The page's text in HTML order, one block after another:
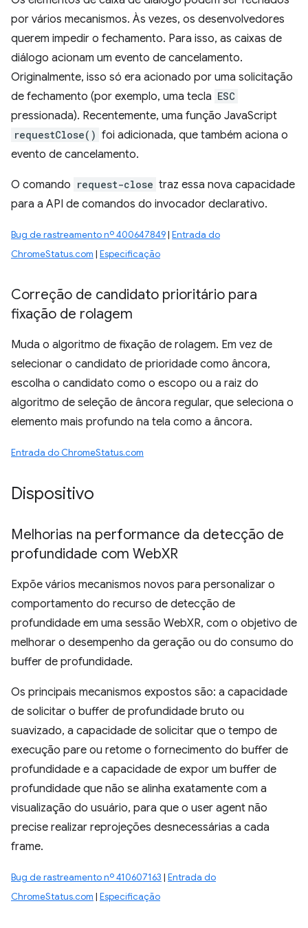
por vários mecanismos. Às vezes, os desenvolvedores
querem impedir o fechamento. Para isso, as caixas de
diálogo acionam um evento de cancelamento.
Originalmente, isso só era acionado por uma solicitação
de fechamento (por exemplo, uma tecla ESC
pressionada). Recentemente, uma função JavaScript
requestClose() foi adicionada, que também aciona o
evento de cancelamento.
O comando request-close traz essa nova capacidade
para a API de comandos do invocador declarativo.
Bug de rastreamento nº 400647849| Entrada do
ChromeStatus.com | Especificação
Correção de candidato prioritário para
fixação de rolagem
Muda o algoritmo de fixação de rolagem. Em vez de
selecionar o candidato de prioridade como âncora,
escolha o candidato como o escopo ou a raiz do
algoritmo de seleção de âncora regular, que seleciona o
elemento mais profundo na tela como a âncora.
Entrada do ChromeStatus.com
Dispositivo
Melhorias na performance da detecção de
profundidade com WebXR
Expõe vários mecanismos novos para personalizar o
comportamento do recurso de detecção de
profundidade em uma sessão WebXR, com o objetivo de
melhorar o desempenho da geração ou do consumo do
buffer de profundidade.
Os principais mecanismos expostos são: a capacidade
de solicitar o buffer de profundidade bruto ou
suavizado, a capacidade de solicitar que o tempo de
execução pare ou retome o fornecimento do buffer de
profundidade e a capacidade de expor um buffer de
profundidade que não se alinha exatamente com a
visualização do usuário, para que o user agent não
precise realizar reprojeções desnecessárias a cada
frame.
Bug de rastreamento nº 410607163 | Entrada do
ChromeStatus.com | Especificação